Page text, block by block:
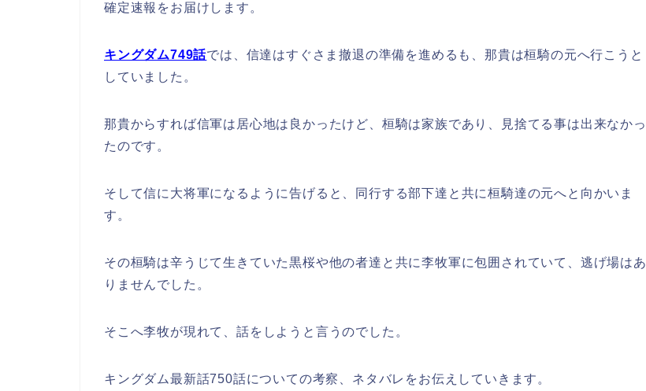
確定速報をお届けします。
キングダム749話では、信達はすぐさま撤退の準備を進めるも、那貴は桓騎の元へ行こうと
していました。
那貴からすれば信軍は居心地は良かったけど、桓騎は家族であり、見捨てる事は出来なかっ
たのです。
そして信に大将軍になるように告げると、同行する部下達と共に桓騎達の元へと向かいま
す。
その桓騎は辛うじて生きていた黒桜や他の者達と共に李牧軍に包囲されていて、逃げ場はあ
りませんでした。
そこへ李牧が現れて、話をしようと言うのでした。
キングダム最新話750話についての考察、ネタバレをお伝えしていきます。